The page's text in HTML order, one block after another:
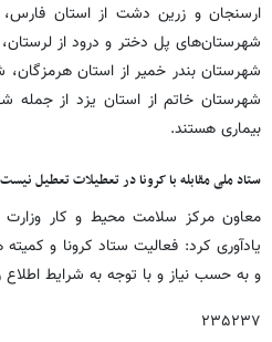
ارسنجان و زرین دشت از استان فارس،
شهرستان‌های پل دختر و درود از
شهرستان بندر خمیر از استان هرمزگان،
شهرستان خاتم از استان یزد از جمله
بیماری هستند.
ستاد ملی مقابله با کرونا در تعطیلات تعطیل نیست
معاون مرکز سلامت محیط و کار
یادآوری کرد: فعالیت ستاد کرونا و
و به حسب نیاز و با توجه به شرایط
۲۳۵۲۳۷